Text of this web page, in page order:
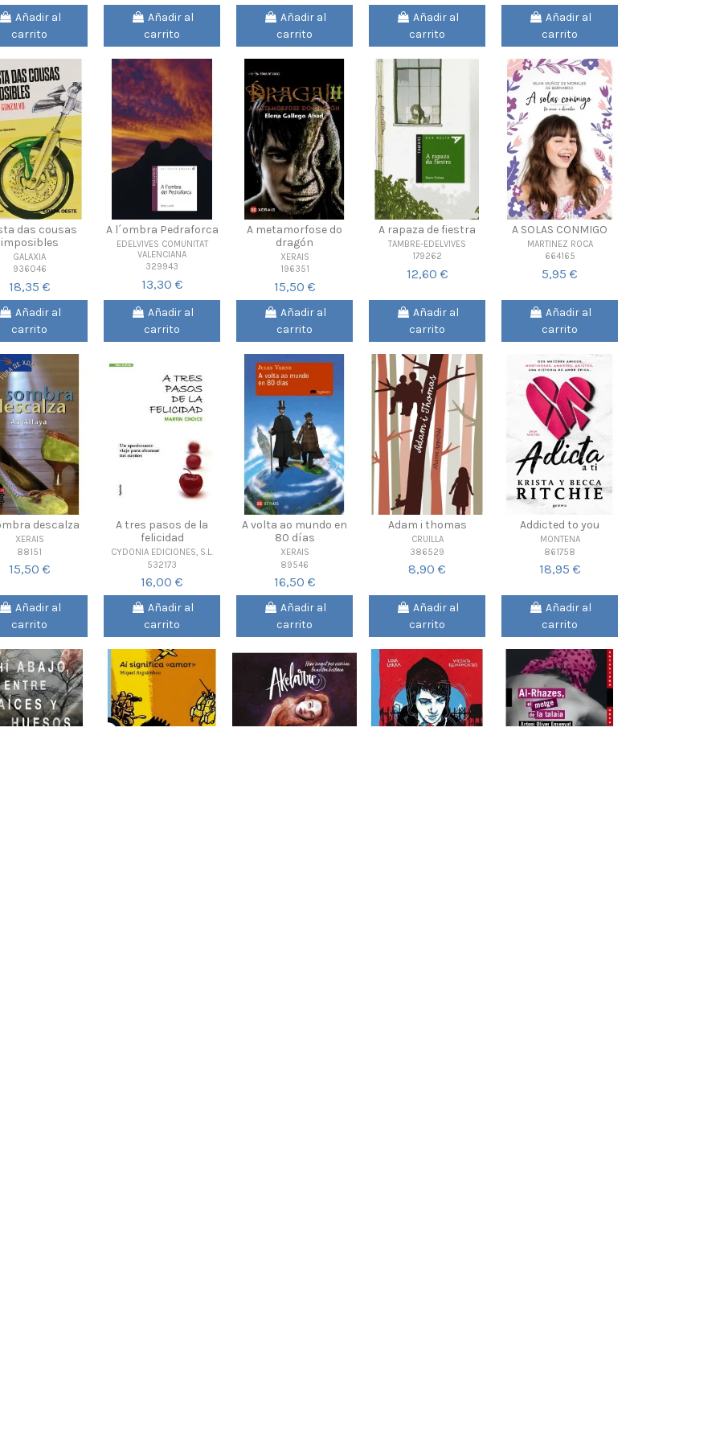
Añadir al
carrito
Añadir al
carrito
Añadir al
carrito
Añadir al
carrito
Añadir al
carrito
das cousas
imposibles
GALAXIA
936046
18,35 €
Añadir al
carrito
A l´ombra Pedraforca
EDELVIVES COMUNITAT
VALENCIANA
329943
13,30 €
Añadir al
carrito
A metamorfose do
dragón
XERAIS
196351
15,50 €
Añadir al
carrito
A rapaza de fiestra
TAMBRE-EDELVIVES
179262
12,60 €
Añadir al
carrito
A SOLAS CONMIGO
MARTINEZ ROCA
664165
5,95 €
Añadir al
carrito
descalza
XERAIS
88151
15,50 €
Añadir al
carrito
A tres pasos de la
felicidad
CYDONIA EDICIONES, S.L.
532173
16,00 €
Añadir al
carrito
A volta ao mundo en
80 días
XERAIS
89546
16,50 €
Añadir al
carrito
Adam i thomas
CRUILLA
386529
8,90 €
Añadir al
carrito
Addicted to you
MONTENA
861758
18,95 €
Añadir al
carrito